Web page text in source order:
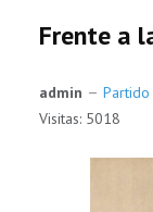
Frente a
admin Partido
Visitas: 5018